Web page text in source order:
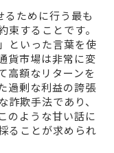
ために行う最も
することです。
といった言葉を使
貨市場は非常に変
高額なリターンを
過剰な利益の誇張
欺手法であり、
のような甘い話に
ることが求められ